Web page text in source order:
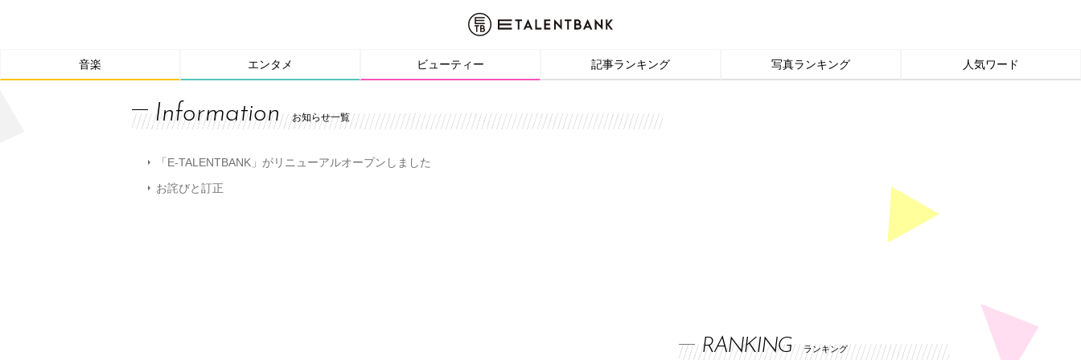
音楽 エンタメ ビューティー 記事ランキング 写真ランキング 人気ワード
Information お知らせ一覧
「E-TALENTBANK」がリニューアルオープンしました
お詫びと訂正
RANKING ランキング